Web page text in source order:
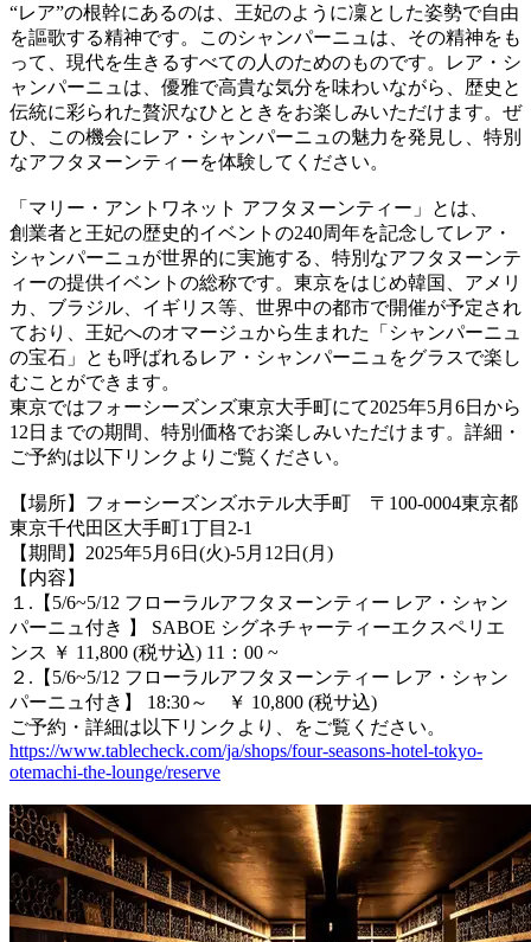
“レア”の根幹にあるのは、王妃のように凜とした姿勢で自由
を謳歌する精神です。このシャンパーニュは、その精神をも
って、現代を生きるすべての人のためのものです。レア・シ
ャンパーニュは、優雅で高貴な気分を味わいながら、歴史と
伝統に彩られた贅沢なひとときをお楽しみいただけます。ぜ
ひ、この機会にレア・シャンパーニュの魅力を発見し、特別
なアフタヌーンティーを体験してください。
「マリー・アントワネット アフタヌーンティー」とは、
創業者と王妃の歴史的イベントの240周年を記念してレア・
シャンパーニュが世界的に実施する、特別なアフタヌーンテ
ィーの提供イベントの総称です。東京をはじめ韓国、アメリ
カ、ブラジル、イギリス等、世界中の都市で開催が予定され
ており、王妃へのオマージュから生まれた「シャンパーニュ
の宝石」とも呼ばれるレア・シャンパーニュをグラスで楽し
むことができます。
東京ではフォーシーズンズ東京大手町にて2025年5月6日から
12日までの期間、特別価格でお楽しみいただけます。詳細・
ご予約は以下リンクよりご覧ください。
【場所】フォーシーズンズホテル大手町 〒100-0004東京都
東京千代田区大手町1丁目2-1
【期間】2025年5月6日(火)-5月12日(月)
【内容】
１.【5/6~5/12 フローラルアフタヌーンティー レア・シャン
パーニュ付き 】 SABOE シグネチャーティーエクスペリエ
ンス ￥ 11,800 (税サ込) 11：00 ~
２.【5/6~5/12 フローラルアフタヌーンティー レア・シャン
パーニュ付き】 18:30～ ￥ 10,800 (税サ込)
ご予約・詳細は以下リンクより、をご覧ください。
https://www.tablecheck.com/ja/shops/four-seasons-hotel-tokyo-
otemachi-the-lounge/reserve